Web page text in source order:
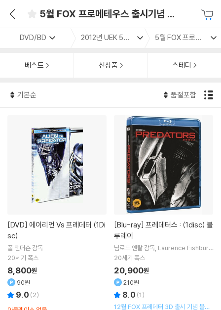
5월 FOX 프로메테우스 출시기념 할인행사
DVD/BD 2012년 UEK 5월 할인 5월 FOX 프로메테우스 출시기념 할인행사
베스트 신상품 스테디
기본순 품절포함
[DVD]
sc)
폴 앤더슨감독
20세기 폭스
8,800원
90원
9.0 (2)
[Blu-ray]
루레이
님로드 앤탈감독 Laurence Fishburn
e Adrien Brody
20세기 폭스
20,900원
210원
8.0 (1)
12월 FOX 프레데터 3D 출시 기념 블루